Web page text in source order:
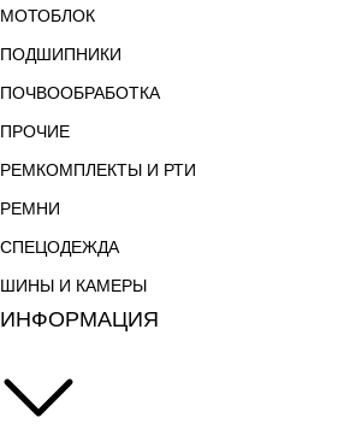
МОТОБЛОК
ПОДШИПНИКИ
ПОЧВООБРАБОТКА
ПРОЧИЕ
РЕМКОМПЛЕКТЫ И РТИ
РЕМНИ
СПЕЦОДЕЖДА
ШИНЫ И КАМЕРЫ
ИНФОРМАЦИЯ